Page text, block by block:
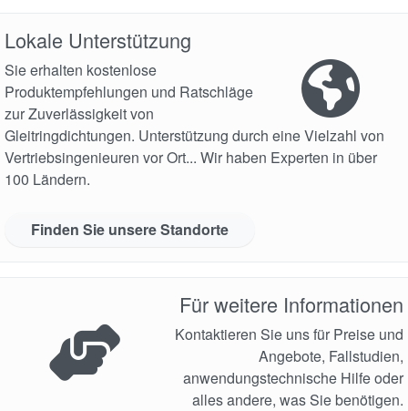
Lokale Unterstützung
Sie erhalten kostenlose
Produktempfehlungen und Ratschläge
zur Zuverlässigkeit von
Gleitringdichtungen. Unterstützung durch eine Vielzahl von
Vertriebsingenieuren vor Ort... Wir haben Experten in über
100 Ländern.
Finden Sie unsere Standorte
Für weitere Informationen
Kontaktieren Sie uns für Preise und
Angebote, Fallstudien,
anwendungstechnische Hilfe oder
alles andere, was Sie benötigen.